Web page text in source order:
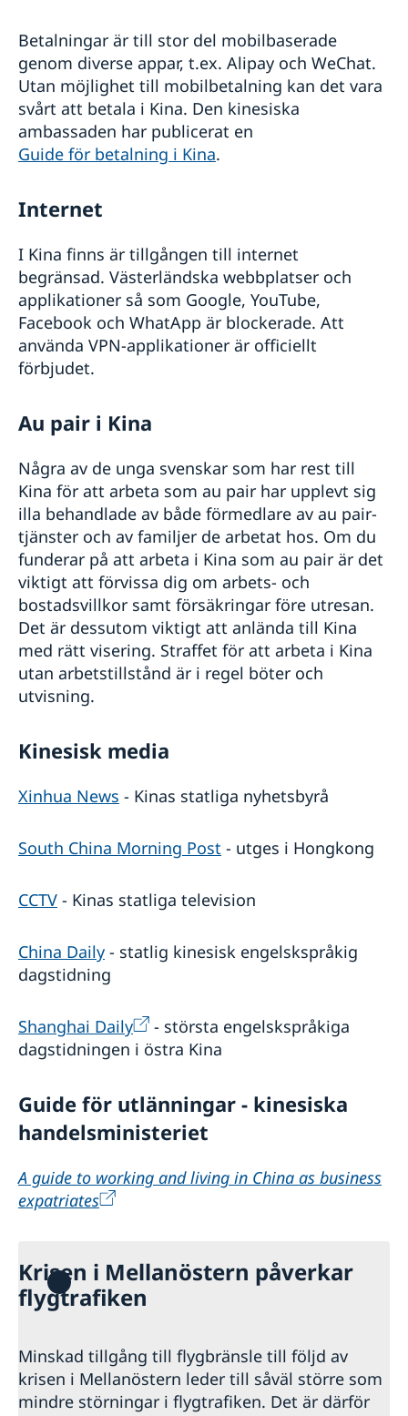
Betalningar är till stor del mobilbaserade
genom diverse appar, t.ex. Alipay och WeChat.
Utan möjlighet till mobilbetalning kan det vara
svårt att betala i Kina. Den kinesiska
ambassaden har publicerat en
Guide för betalning i Kina.
Internet
I Kina finns är tillgången till internet
begränsad. Västerländska webbplatser och
applikationer så som Google, YouTube,
Facebook och WhatApp är blockerade. Att
använda VPN-applikationer är officiellt
förbjudet.
Au pair i Kina
Några av de unga svenskar som har rest till
Kina för att arbeta som au pair har upplevt sig
illa behandlade av både förmedlare av au pair-
tjänster och av familjer de arbetat hos. Om du
funderar på att arbeta i Kina som au pair är det
viktigt att förvissa dig om arbets- och
bostadsvillkor samt försäkringar före utresan.
Det är dessutom viktigt att anlända till Kina
med rätt visering. Straffet för att arbeta i Kina
utan arbetstillstånd är i regel böter och
utvisning.
Kinesisk media
Xinhua News - Kinas statliga nyhetsbyrå
South China Morning Post - utges i Hongkong
CCTV - Kinas statliga television
China Daily - statlig kinesisk engelskspråkig
dagstidning
Shanghai Daily
- största engelskspråkiga
dagstidningen i östra Kina
Guide för utlänningar - kinesiska
handelsministeriet
A guide to working and living in China as business
expatriates
Krisen i Mellanöstern påverkar
flygtrafiken
Minskad tillgång till flygbränsle till följd av
krisen i Mellanöstern leder till såväl större som
mindre störningar i flygtrafiken. Det är därför